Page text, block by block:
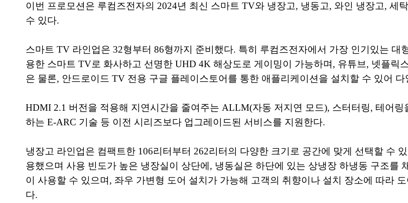
이번 프로모션은 루컴즈전자의 2024년 최신 스마트 TV와 냉장고, 냉동고, 와인 냉장고, 세
수 있다.
스마트 TV 라인업은 32형부터 86형까지 준비했다. 특히 루컴즈전자에서 가장 인기있는 대
용한 스마트 TV로 화사하고 선명한 UHD 4K 해상도로 게이밍이 가능하며, 유튜브, 넷플릭
은 물론, 안드로이드 TV 전용 구글 플레이스토어를 통한 애플리케이션을 설치할 수 있어
HDMI 2.1 버전을 적용해 지연시간을 줄여주는 ALLM(자동 저지연 모드), 스터터링, 테어
하는 E-ARC 기술 등 이전 시리즈보다 업그레이드된 서비스를 지원한다.
냉장고 라인업은 컴팩트한 106리터부터 262리터의 다양한 크기로 공간에 맞게 선택할 수
용했으며 사용 빈도가 높은 냉장실이 상단에, 냉동실은 하단에 있는 상냉장 하냉동 구조를
이 사용할 수 있으며, 좌우 가변형 도어 설치가 가능해 고객의 취향이나 설치 장소에 따라
다.